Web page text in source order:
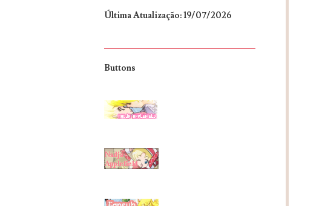
Última Atualização: 19/07/2026
Buttons